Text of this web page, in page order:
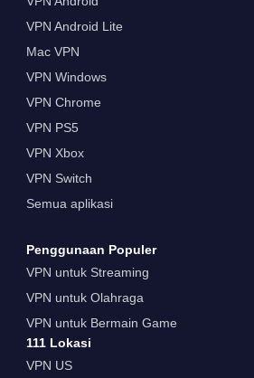
VPN Android Lite
Mac VPN
VPN Windows
VPN Chrome
VPN PS5
VPN Xbox
VPN Switch
Semua aplikasi
Penggunaan Populer
VPN untuk Streaming
VPN untuk Olahraga
VPN untuk Bermain Game
111 Lokasi
VPN US